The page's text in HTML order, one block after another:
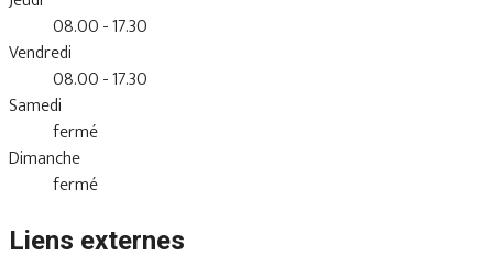
08.00 - 17.30
Vendredi
08.00 - 17.30
Samedi
fermé
Dimanche
fermé
Liens externes